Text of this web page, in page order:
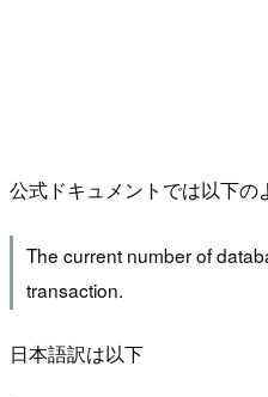
公式ドキュメントでは以下の
The current number of
transaction.
日本語訳は以下